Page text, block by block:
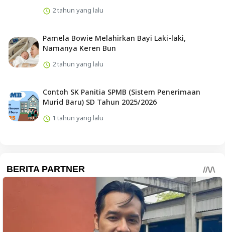
2 tahun yang lalu
Pamela Bowie Melahirkan Bayi Laki-laki,
Namanya Keren Bun
2 tahun yang lalu
Contoh SK Panitia SPMB (Sistem Penerimaan
Murid Baru) SD Tahun 2025/2026
1 tahun yang lalu